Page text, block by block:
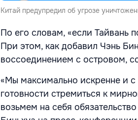
Китай предупредил об угрозе
По его словам, «если Тайвань
При этом, как добавил Чэнь
воссоединением с островом,
«Мы максимально искренне и
готовности стремиться к
возьмем на себя